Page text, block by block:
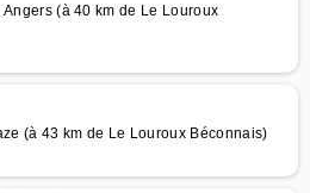
(à 40 km de Le Louroux
(à 43 km de Le Louroux Béconnais)